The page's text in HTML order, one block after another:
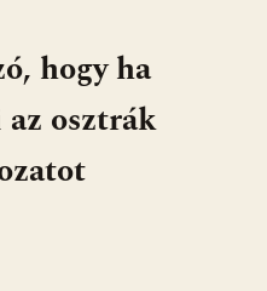
hogy ha
osztrák